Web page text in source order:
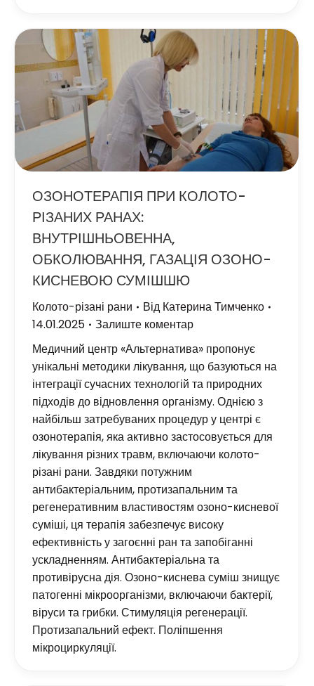
ОЗОНОТЕРАПІЯ ПРИ КОЛОТО-
РІЗАНИХ РАНАХ:
ВНУТРІШНЬОВЕННА,
ОБКОЛЮВАННЯ, ГАЗАЦІЯ ОЗОНО-
КИСНЕВОЮ СУМІШШЮ
Колото-різані рани Від Катерина Тимченко
14.01.2025
Залиште коментар
Медичний центр «Альтернатива» пропонує
унікальні методики лікування, що базуються на
інтеграції сучасних технологій та природних
підходів до відновлення організму. Однією з
найбільш затребуваних процедур у центрі є
озонотерапія, яка активно застосовується для
лікування різних травм, включаючи колото-
різані рани. Завдяки потужним
антибактеріальним, протизапальним та
регенеративним властивостям озоно-кисневої
суміші, ця терапія забезпечує високу
ефективність у загоєнні ран та запобіганні
ускладненням. Антибактеріальна та
противірусна дія. Озоно-киснева суміш знищує
патогенні мікроорганізми, включаючи бактерії,
віруси та грибки. Стимуляція регенерації.
Протизапальний ефект. Поліпшення
мікроциркуляції.